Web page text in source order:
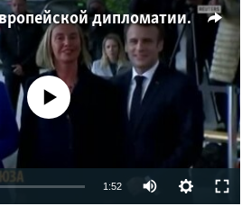
Реакция главы европейской дипломатии на массовые задержания в Казахстане
currently available
1:52